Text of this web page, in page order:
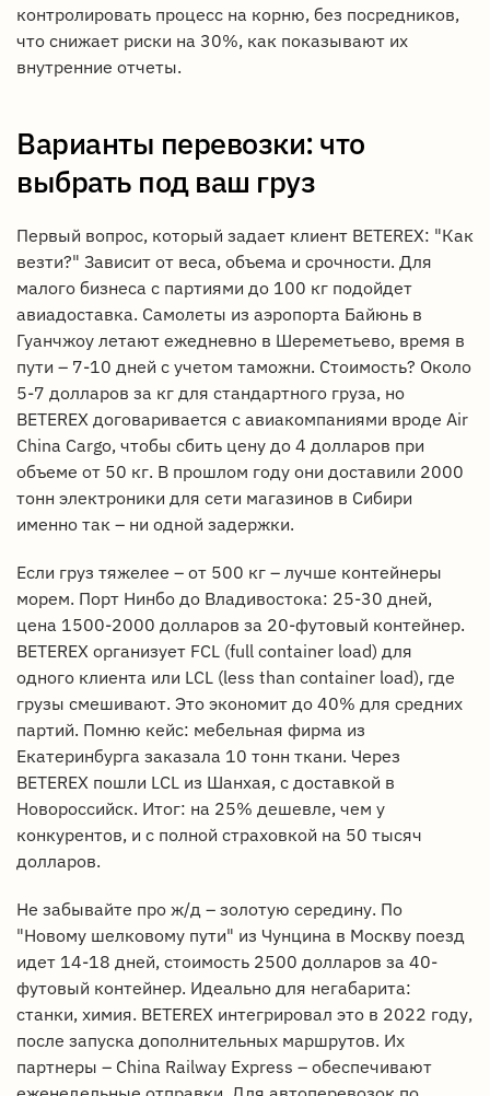
контролировать процесс на корню, без посредников,
что снижает риски на 30%, как показывают их
внутренние отчеты.
Варианты перевозки: что
выбрать под ваш груз
Первый вопрос, который задает клиент BETEREX: "Как
везти?" Зависит от веса, объема и срочности. Для
малого бизнеса с партиями до 100 кг подойдет
авиадоставка. Самолеты из аэропорта Байюнь в
Гуанчжоу летают ежедневно в Шереметьево, время в
пути – 7-10 дней с учетом таможни. Стоимость? Около
5-7 долларов за кг для стандартного груза, но
BETEREX договаривается с авиакомпаниями вроде Air
China Cargo, чтобы сбить цену до 4 долларов при
объеме от 50 кг. В прошлом году они доставили 2000
тонн электроники для сети магазинов в Сибири
именно так – ни одной задержки.
Если груз тяжелее – от 500 кг – лучше контейнеры
морем. Порт Нинбо до Владивостока: 25-30 дней,
цена 1500-2000 долларов за 20-футовый контейнер.
BETEREX организует FCL (full container load) для
одного клиента или LCL (less than container load), где
грузы смешивают. Это экономит до 40% для средних
партий. Помню кейс: мебельная фирма из
Екатеринбурга заказала 10 тонн ткани. Через
BETEREX пошли LCL из Шанхая, с доставкой в
Новороссийск. Итог: на 25% дешевле, чем у
конкурентов, и с полной страховкой на 50 тысяч
долларов.
Не забывайте про ж/д – золотую середину. По
"Новому шелковому пути" из Чунцина в Москву поезд
идет 14-18 дней, стоимость 2500 долларов за 40-
футовый контейнер. Идеально для негабарита:
станки, химия. BETEREX интегрировал это в 2022 году,
после запуска дополнительных маршрутов. Их
партнеры – China Railway Express – обеспечивают